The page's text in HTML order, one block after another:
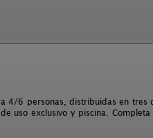
4/6 personas, distribuidas en tres
uso exclusivo y piscina.